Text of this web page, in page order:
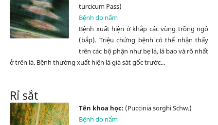
turcicum Pass)
Bệnh do nấm
Bệnh xuất hiện ở khắp các vùng trồng ngô
(bắp). Triệu chứng bệnh có thể nhận thấy
trên các bộ phận như bẹ lá, lá bao và rõ nhất
ở trên lá. Bệnh thường xuất hiện lá già sát gốc trước...
Rỉ sắt
Tên khoa học: (Puccinia sorghi Schw.)
Bệnh do nấm